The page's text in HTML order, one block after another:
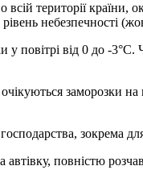
території країни,
небезпечності
у повітрі від 0 до -
заморозки
зокрема для
автівку, повністю